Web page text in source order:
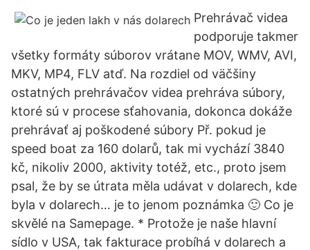
Prehrávač videa
podporuje takmer
všetky formáty súborov vrátane MOV, WMV, AVI,
MKV, MP4, FLV atď. Na rozdiel od väčšiny
ostatných prehrávačov videa prehráva súbory,
ktoré sú v procese sťahovania, dokonca dokáže
prehrávať aj poškodené súbory Př. pokud je
speed boat za 160 dolarů, tak mi vychází 3840
kč, nikoliv 2000, aktivity totéž, etc., proto jsem
psal, že by se útrata měla udávat v dolarech, kde
byla v dolarech… je to jenom poznámka 🙂 Co je
skvělé na Samepage. * Protože je naše hlavní
sídlo v USA, tak fakturace probíhá v dolarech a